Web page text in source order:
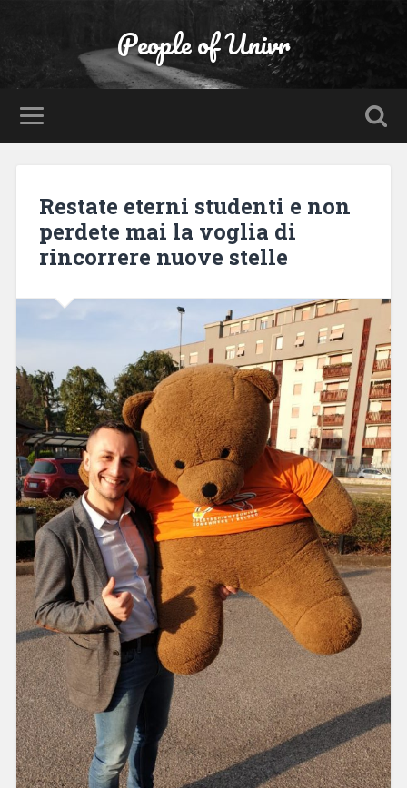
People of Univr
Restate eterni studenti e non
perdete mai la voglia di
rincorrere nuove stelle